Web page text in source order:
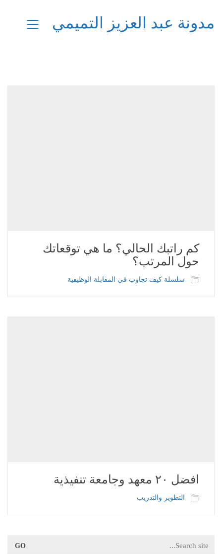
مدونة عبد العزيز التميمي
كم راتبك الحالي؟ ما هي توقعاتك
حول المرتب؟
سلسلة كيف تجاوب في المقابلة الوظيفية
افضل ٢٠ معهد وجامعة تنفيذية
التطوير والتدريب
for: